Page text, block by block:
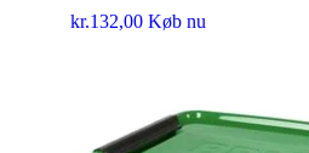
kr.132,00 Køb nu